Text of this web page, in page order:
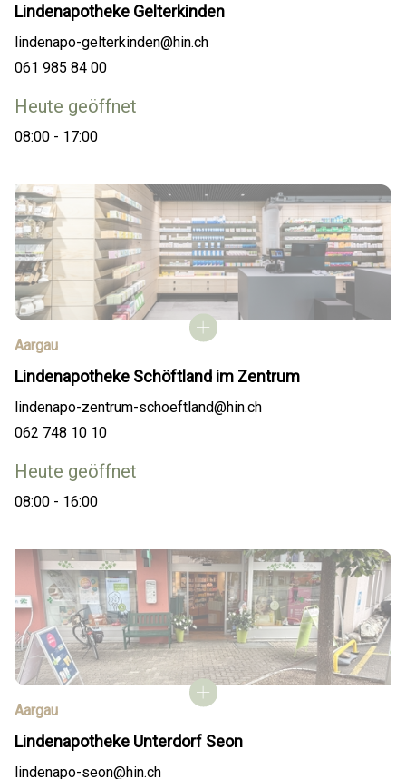
Lindenapotheke Gelterkinden
lindenapo-gelterkinden@hin.ch
061 985 84 00
Heute geöffnet
08:00 - 17:00
Aargau
Lindenapotheke Schöftland im Zentrum
lindenapo-zentrum-schoeftland@hin.ch
062 748 10 10
Heute geöffnet
08:00 - 16:00
Aargau
Lindenapotheke Unterdorf Seon
lindenapo-seon@hin.ch